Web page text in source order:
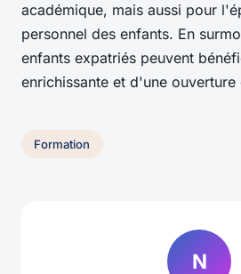
académique, mais aussi pour
personnel des enfants. En
enfants expatriés peuvent
enrichissante et d'une ouverture
Formation
N